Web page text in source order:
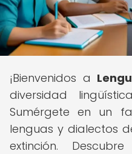
¡Bienvenidos a
diversidad
Sumérgete en un
lenguas y dialectos
extinción.